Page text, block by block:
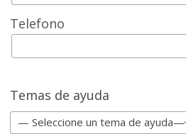
Telefono
Temas de ayuda
— Seleccione un tema de ayuda—